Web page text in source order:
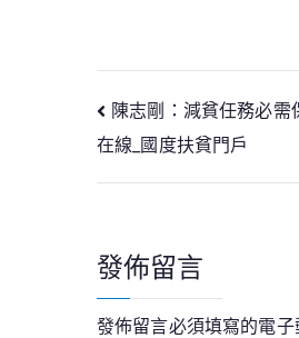
文
章
覽
陳志剛：減貧任務必需
在線_國度扶貧門戶
發佈留言
發佈留言必須填寫的電子